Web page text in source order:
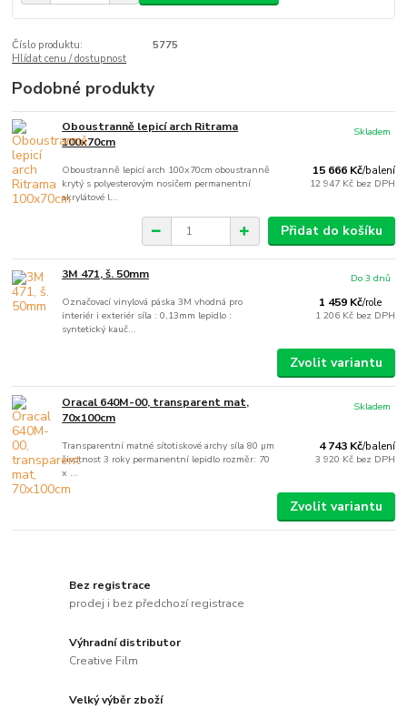
Číslo produktu:
5775
Hlídat cenu / dostupnost
Podobné produkty
Oboustranně lepicí arch Ritrama
100x70cm
Oboustranně lepicí arch 100x70cm oboustranně
krytý s polyesterovým nosičem permanentní
akrylátové l...
15 666 Kč/balení
12 947 Kč bez DPH
Skladem
Přidat do košíku
3M 471, š. 50mm
Označovací vinylová páska 3M vhodná pro
interiér i exteriér síla : 0,13mm lepidlo :
syntetický kauč...
1 459 Kč/role
1 206 Kč bez DPH
Do 3 dnů
Zvolit variantu
Oracal 640M-00, transparent mat,
70x100cm
Transparentní matné sítotiskové archy síla 80 µm
životnost 3 roky permanentní lepidlo rozměr: 70
x ...
4 743 Kč/balení
3 920 Kč bez DPH
Skladem
Zvolit variantu
Bez registrace
prodej i bez předchozí registrace
Výhradní distributor
Creative Film
Velký výběr zboží